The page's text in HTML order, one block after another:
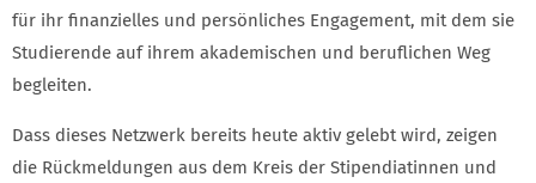
für ihr finanzielles und persönliches Engagement, mit dem sie
Studierende auf ihrem akademischen und beruflichen Weg
begleiten.
Dass dieses Netzwerk bereits heute aktiv gelebt wird, zeigen
die Rückmeldungen aus dem Kreis der Stipendiatinnen und